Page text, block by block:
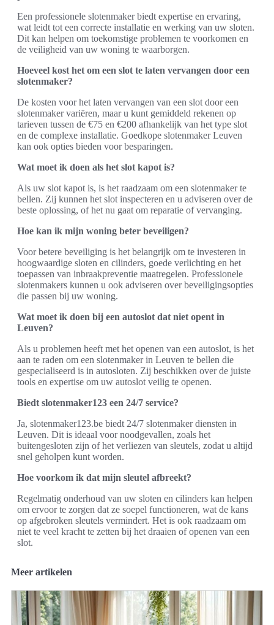
Een professionele slotenmaker biedt expertise en ervaring,
wat leidt tot een correcte installatie en werking van uw sloten.
Dit kan helpen om toekomstige problemen te voorkomen en
de veiligheid van uw woning te waarborgen.
Hoeveel kost het om een slot te laten vervangen door een
slotenmaker?
De kosten voor het laten vervangen van een slot door een
slotenmaker variëren, maar u kunt gemiddeld rekenen op
tarieven tussen de €75 en €200 afhankelijk van het type slot
en de complexe installatie. Goedkope slotenmaker Leuven
kan ook opties bieden voor besparingen.
Wat moet ik doen als het slot kapot is?
Als uw slot kapot is, is het raadzaam om een slotenmaker te
bellen. Zij kunnen het slot inspecteren en u adviseren over de
beste oplossing, of het nu gaat om reparatie of vervanging.
Hoe kan ik mijn woning beter beveiligen?
Voor betere beveiliging is het belangrijk om te investeren in
hoogwaardige sloten en cilinders, goede verlichting en het
toepassen van inbraakpreventie maatregelen. Professionele
slotenmakers kunnen u ook adviseren over beveiligingsopties
die passen bij uw woning.
Wat moet ik doen bij een autoslot dat niet opent in
Leuven?
Als u problemen heeft met het openen van een autoslot, is het
aan te raden om een slotenmaker in Leuven te bellen die
gespecialiseerd is in autosloten. Zij beschikken over de juiste
tools en expertise om uw autoslot veilig te openen.
Biedt slotenmaker123 een 24/7 service?
Ja, slotenmaker123.be biedt 24/7 slotenmaker diensten in
Leuven. Dit is ideaal voor noodgevallen, zoals het
buitengesloten zijn of het verliezen van sleutels, zodat u altijd
snel geholpen kunt worden.
Hoe voorkom ik dat mijn sleutel afbreekt?
Regelmatig onderhoud van uw sloten en cilinders kan helpen
om ervoor te zorgen dat ze soepel functioneren, wat de kans
op afgebroken sleutels vermindert. Het is ook raadzaam om
niet te veel kracht te zetten bij het draaien of openen van een
slot.
Meer artikelen